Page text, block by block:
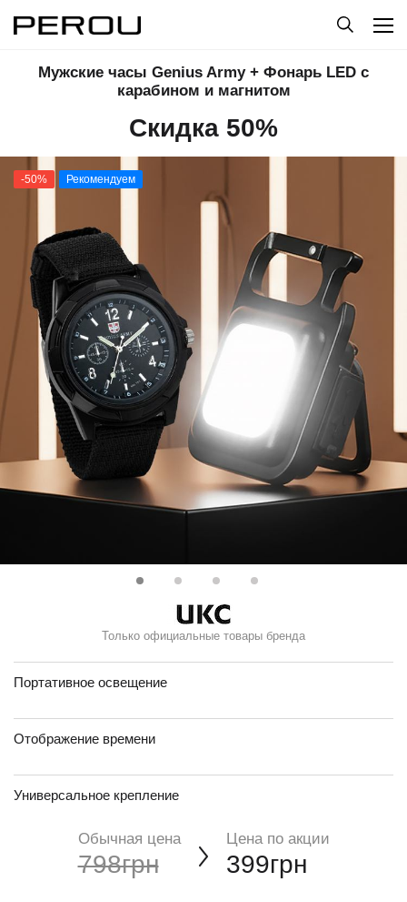
Мужские часы Genius Army + Фонарь LED с
карабином и магнитом
Скидка 50%
-50% Рекомендуем
Только официальные товары бренда
Портативное освещение
Отображение времени
Универсальное крепление
Обычная цена
798грн
Цена по акции
399грн